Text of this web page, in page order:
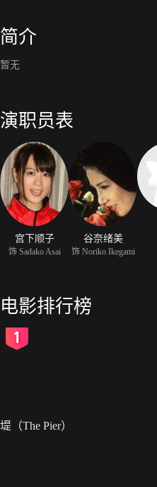
简介
暂无
演职员表
宫下顺子
饰 Sadako Asai
谷奈绪美
饰 Noriko Ikegami
电影排行榜
堤（The Pier）